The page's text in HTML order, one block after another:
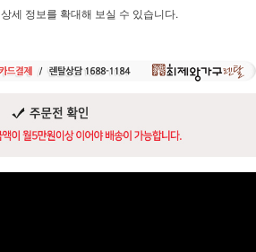
상세 정보를 확대해 보실 수 있습니다.